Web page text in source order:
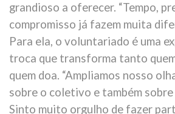
grandioso a oferecer. “Tempo,
compromisso já fazem muita
Para ela, o voluntariado é uma
troca que transforma tanto
quem doa. “Ampliamos nosso
sobre o coletivo e também sobre
Sinto muito orgulho de fazer